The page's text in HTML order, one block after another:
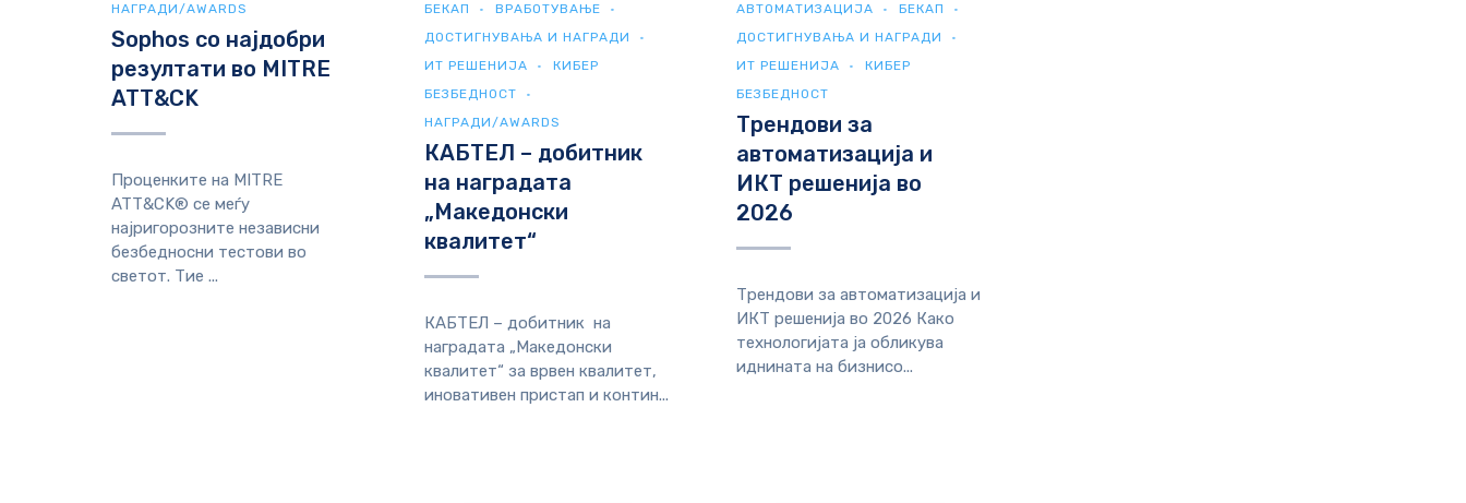
НАГРАДИ/AWARDS
Sophos со најдобри
резултати во MITRE
ATT&CK
Проценките на MITRE
ATT&CK® се меѓу
најригорозните независни
безбедносни тестови во
светот. Тие ...
БЕКАП
ВРАБОТУВАЊЕ
ДОСТИГНУВАЊА И НАГРАДИ
ИТ РЕШЕНИЈА
КИБЕР
БЕЗБЕДНОСТ
НАГРАДИ/AWARDS
КАБТЕЛ – добитник
на наградата
„Македонски
квалитет“
КАБТЕЛ – добитник на
наградата „Македонски
квалитет“ за врвен квалитет,
иновативен пристап и контин...
АВТОМАТИЗАЦИЈА
БЕКАП
ДОСТИГНУВАЊА И НАГРАДИ
ИТ РЕШЕНИЈА
КИБЕР
БЕЗБЕДНОСТ
Трендови за
автоматизација и
ИКТ решенија во
2026
Трендови за автоматизација и
ИКТ решенија во 2026 Како
технологијата ја обликува
иднината на бизнисо...